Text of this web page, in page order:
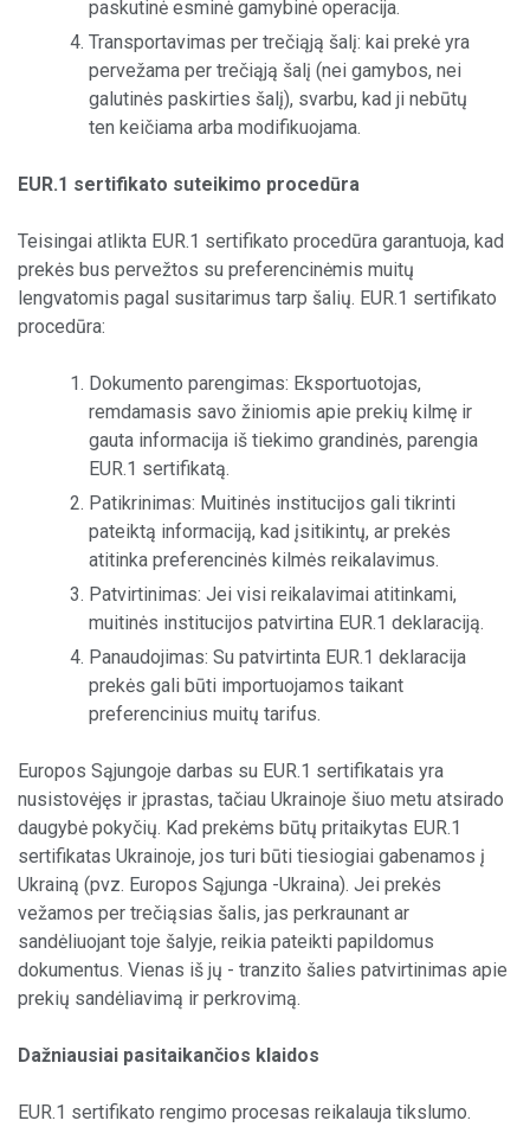
paskutinė esminė gamybinė operacija.
Transportavimas per trečiąją šalį: kai prekė yra
pervežama per trečiąją šalį (nei gamybos, nei
galutinės paskirties šalį), svarbu, kad ji nebūtų
ten keičiama arba modifikuojama.
EUR.1 sertifikato suteikimo procedūra
Teisingai atlikta EUR.1 sertifikato procedūra garantuoja, kad
prekės bus pervežtos su preferencinėmis muitų
lengvatomis pagal susitarimus tarp šalių. EUR.1 sertifikato
procedūra:
Dokumento parengimas: Eksportuotojas,
remdamasis savo žiniomis apie prekių kilmę ir
gauta informacija iš tiekimo grandinės, parengia
EUR.1 sertifikatą.
Patikrinimas: Muitinės institucijos gali tikrinti
pateiktą informaciją, kad įsitikintų, ar prekės
atitinka preferencinės kilmės reikalavimus.
Patvirtinimas: Jei visi reikalavimai atitinkami,
muitinės institucijos patvirtina EUR.1 deklaraciją.
Panaudojimas: Su patvirtinta EUR.1 deklaracija
prekės gali būti importuojamos taikant
preferencinius muitų tarifus.
Europos Sąjungoje darbas su EUR.1 sertifikatais yra
nusistovėjęs ir įprastas, tačiau Ukrainoje šiuo metu atsirado
daugybė pokyčių. Kad prekėms būtų pritaikytas EUR.1
sertifikatas Ukrainoje, jos turi būti tiesiogiai gabenamos į
Ukrainą (pvz. Europos Sąjunga -Ukraina). Jei prekės
vežamos per trečiąsias šalis, jas perkraunant ar
sandėliuojant toje šalyje, reikia pateikti papildomus
dokumentus. Vienas iš jų - tranzito šalies patvirtinimas apie
prekių sandėliavimą ir perkrovimą.
Dažniausiai pasitaikančios klaidos
EUR.1 sertifikato rengimo procesas reikalauja tikslumo.